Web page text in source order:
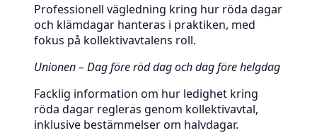
Professionell vägledning kring hur röda dagar
och klämdagar hanteras i praktiken, med
fokus på kollektivavtalens roll.
Unionen – Dag före röd dag och dag före helgdag
Facklig information om hur ledighet kring
röda dagar regleras genom kollektivavtal,
inklusive bestämmelser om halvdagar.